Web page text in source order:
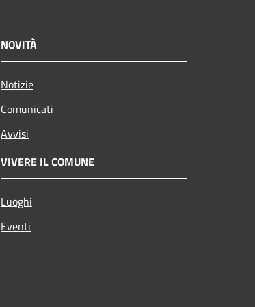
NOVITÀ
Notizie
Comunicati
Avvisi
VIVERE IL COMUNE
Luoghi
Eventi